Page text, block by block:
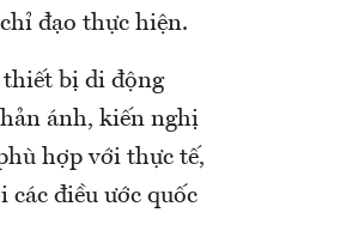
đạo thực hiện.
thiết bị di động
ánh, kiến nghị
hợp với thực tế,
điều ước quốc